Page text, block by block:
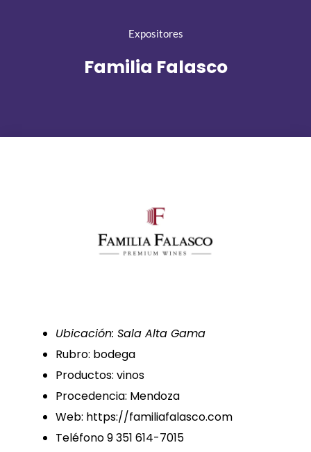
Expositores
Familia Falasco
Ubicación: Sala Alta Gama
Rubro: bodega
Productos: vinos
Procedencia: Mendoza
Web: https://familiafalasco.com
Teléfono 9 351 614-7015